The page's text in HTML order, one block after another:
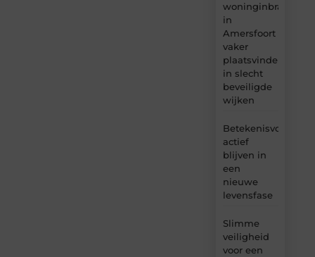
woninginbraken
in
Amersfoort
vaker
plaatsvinden
in slecht
beveiligde
wijken
Betekenisvol
actief
blijven in
een
nieuwe
levensfase
Slimme
veiligheid
voor een